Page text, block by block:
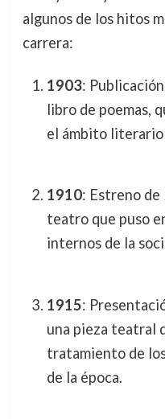
algunos de los hitos
carrera:
1903:
libro de poemas,
el ámbito
1910: Estreno de
teatro que puso
internos de la
1915:
una pieza teatral
tratamiento de
de la época.